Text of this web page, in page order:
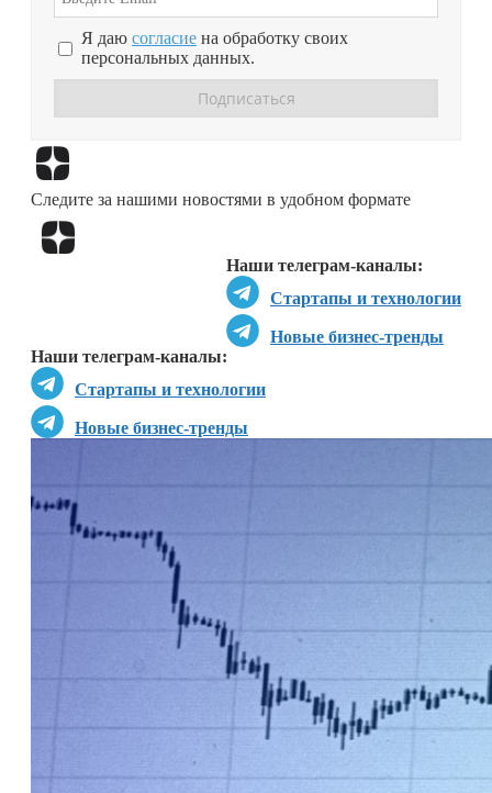
Я даю согласие на обработку своих
персональных данных.
Следите за нашими новостями в удобном формате
Наши телеграм-каналы:
Стартапы и технологии
Новые бизнес-тренды
Наши телеграм-каналы:
Стартапы и технологии
Новые бизнес-тренды